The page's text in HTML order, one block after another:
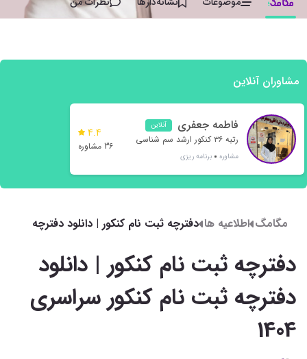
مشاوران آنلاین
فاطمه جعفری آنلاین
رتبه ۳۶ کنکور ارشد سم شناسی
مشاوره برنامه ریزی
4.4
36 مشاوره
مگامگ اطلاعیه ها دفترچه ثبت‌ نام کنکور | دانلود دفترچه
دفترچه ثبت‌ نام کنکور | دانلود
دفترچه ثبت نام کنکور سراسری
1404